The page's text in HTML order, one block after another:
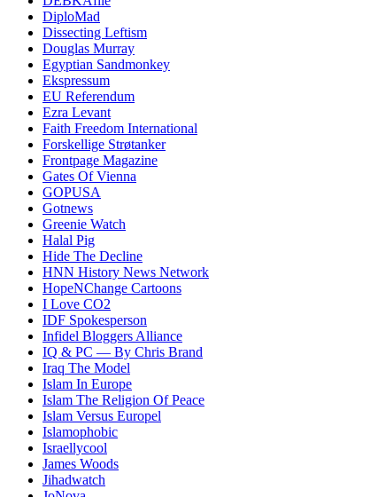
DiploMad
Dissecting Leftism
Douglas Murray
Egyptian Sandmonkey
Ekspressum
EU Referendum
Ezra Levant
Faith Freedom International
Forskellige Strøtanker
Frontpage Magazine
Gates Of Vienna
GOPUSA
Gotnews
Greenie Watch
Halal Pig
Hide The Decline
HNN History News Network
HopeNChange Cartoons
I Love CO2
IDF Spokesperson
Infidel Bloggers Alliance
IQ & PC — By Chris Brand
Iraq The Model
Islam In Europe
Islam The Religion Of Peace
Islam Versus Europel
Islamophobic
Israellycool
James Woods
Jihadwatch